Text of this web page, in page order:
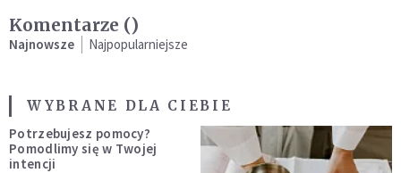
Komentarze ()
Najnowsze Najpopularniejsze
WYBRANE DLA CIEBIE
Potrzebujesz pomocy?
Pomodlimy się w Twojej
intencji